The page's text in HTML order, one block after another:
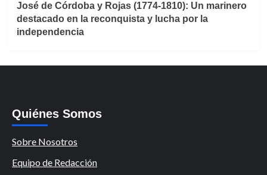
José de Córdoba y Rojas (1774-1810): Un marinero
destacado en la reconquista y lucha por la
independencia
Quiénes Somos
Sobre Nosotros
Equipo de Redacción